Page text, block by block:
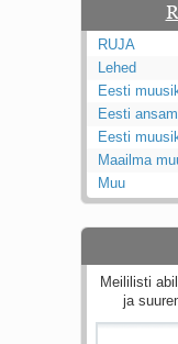
RUJA
Lehed
Eesti
Eesti
Eesti
Maailma
Muu
Meililisti
ja